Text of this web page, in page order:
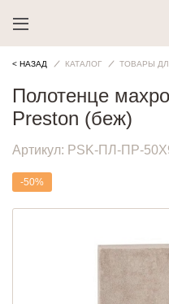
< НАЗАД КАТАЛОГ ТОВАРЫ
Полотенце
Preston (беж)
Артикул: PSK-ПЛ-ПР-
-50%